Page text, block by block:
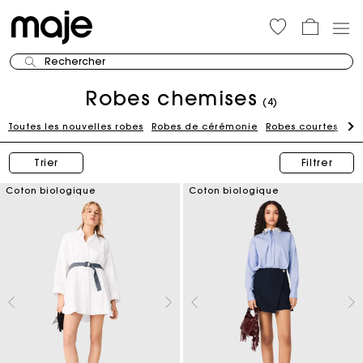
Rechercher
Robes chemises (4)
Toutes les nouvelles robes Robes de cérémonie Robes courtes
Trier Filtrer
Coton biologique Coton biologique